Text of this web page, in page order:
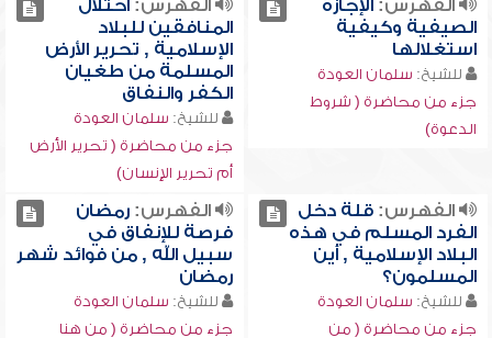
الفهرس:الإجازة
الصيفية وكيفية
استغلالها
للشيخ: سلمان العودة
جزء من محاضرة ( شروط
الدعوة)
الفهرس:احتلال
المنافقين للبلاد
الإسلامية , تحرير الأرض
المسلمة من طغيان
الكفر والنفاق
للشيخ: سلمان العودة
جزء من محاضرة ( تحرير الأرض
أم تحرير الإنسان)
الفهرس:قلة دخل
الفرد المسلم في هذه
البلاد الإسلامية , أين
المسلمون؟
للشيخ: سلمان العودة
جزء من محاضرة ( من
الفهرس:رمضان
فرصة للإنفاق في
سبيل الله , من فوائد شهر
رمضان
للشيخ: سلمان العودة
جزء من محاضرة ( من هنا